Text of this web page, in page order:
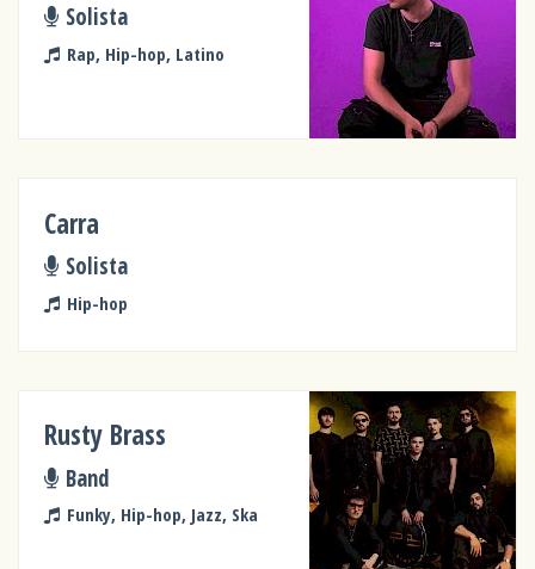
Solista
Rap, Hip-hop, Latino
Carra
Solista
Hip-hop
Rusty Brass
Band
Funky, Hip-hop, Jazz, Ska